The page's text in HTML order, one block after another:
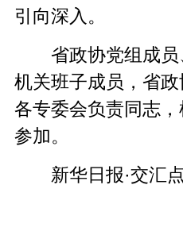
引向深入。
省政协党组成员
机关班子成员，省政
各专委会负责同志
参加。
新华日报·交汇